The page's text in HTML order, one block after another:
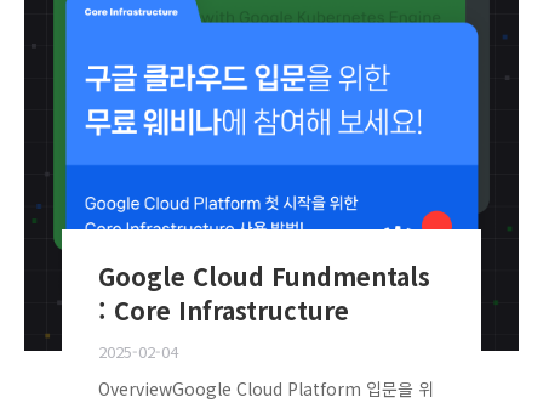
Google Cloud Fundmentals
: Core Infrastructure
2025-02-04
OverviewGoogle Cloud Platform 입문을 위